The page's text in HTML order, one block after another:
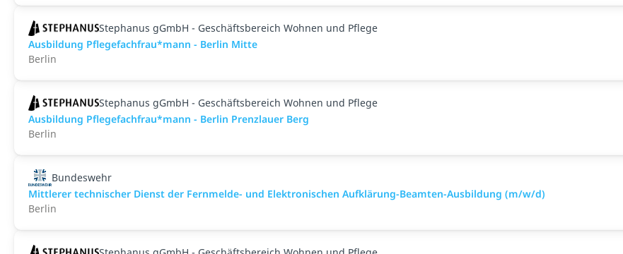
Stephanus gGmbH - Geschäftsbereich Wohnen und Pflege
Ausbildung Pflegefachfrau*mann - Berlin Mitte
Berlin
Stephanus gGmbH - Geschäftsbereich Wohnen und Pflege
Ausbildung Pflegefachfrau*mann - Berlin Prenzlauer Berg
Berlin
Bundeswehr
Mittlerer technischer Dienst der Fernmelde- und Elektronischen Aufklärung-Beamten-Ausbildung (m/w/d)
Berlin